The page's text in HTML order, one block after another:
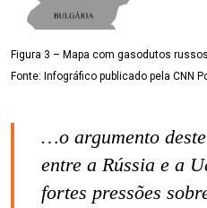
Figura 3 – Mapa com gasodutos
Fonte: Infográfico publicado pela CNN
…o argumento
entre a Rússia e a
fortes pressões